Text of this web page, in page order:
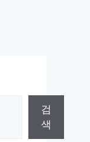
검
색